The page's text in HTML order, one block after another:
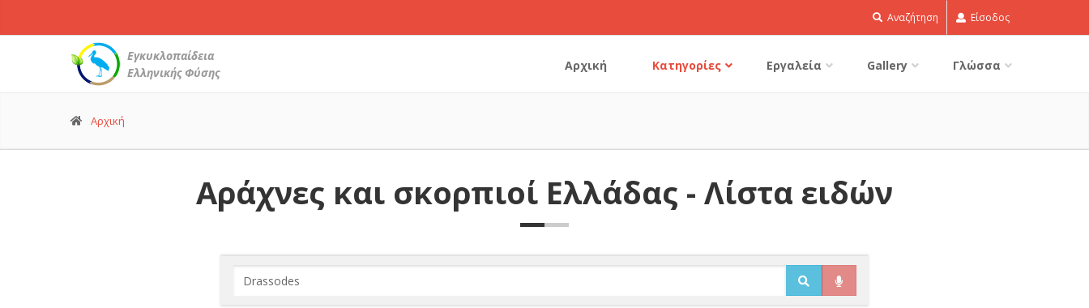
Αναζήτηση Είσοδος
Εγκυκλοπαίδεια
Ελληνικής Φύσης
Αρχική Κατηγορίες Εργαλεία Gallery Γλώσσα
Αρχική
Αράχνες και σκορπιοί Ελλάδας - Λίστα ειδών